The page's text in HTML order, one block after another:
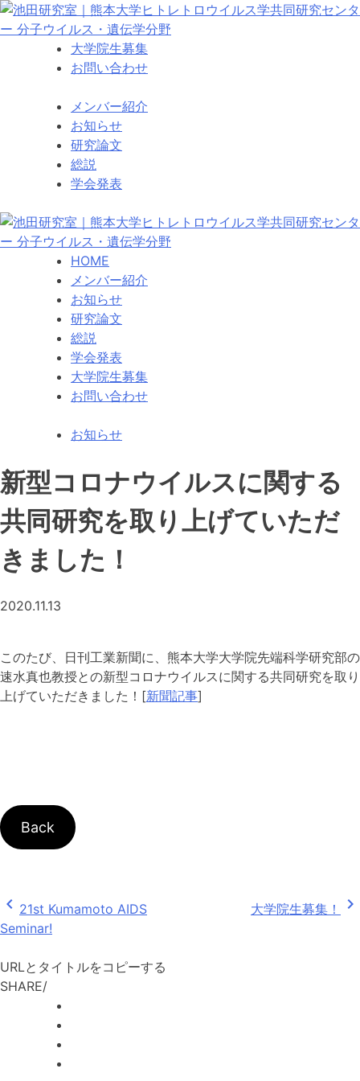
Skip
to
大学院生募集
お問い合わせ
メンバー紹介
お知らせ
研究論文
総説
学会発表
HOME
メンバー紹介
お知らせ
研究論文
総説
学会発表
大学院生募集
お問い合わせ
お知らせ
新型コロナウイルスに関する
共同研究を取り上げていただ
きました！
2020.11.13
このたび、日刊工業新聞に、熊本大学大学院先端科学研究部の
速水真也教授との新型コロナウイルスに関する共同研究を取り
上げていただきました！[新聞記事]
Back
投
稿
ナ
ビ
chevron_left 21st Kumamoto AIDS
Seminar!
大学院生募集！ chevron_right
URLとタイトルをコピーする
SHARE/